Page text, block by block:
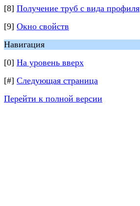
[8] Получение труб с вида профиля
[9] Окно свойств
Навигация
[0] На уровень вверх
[#] Следующая страница
Перейти к полной версии